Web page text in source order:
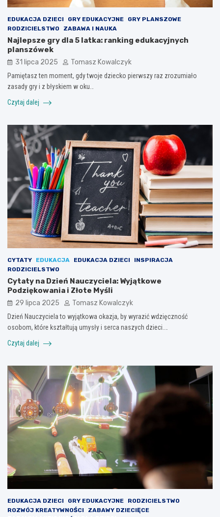
EDUKACJA DZIECI GRY EDUKACYJNE
GRY PLANSZOWE
RODZICIELSTWO
ZABAWA I NAUKA
Najlepsze gry dla 5 latka: ranking edukacyjnych
planszówek
31 lipca 2025 Tomasz Kowalczyk
Pamiętasz ten moment, gdy twoje dziecko pierwszy raz zrozumiało
zasady gry i z błyskiem w oku…
Czytaj dalej
CYTATY EDUKACJA EDUKACJA DZIECI
INSPIRACJA
RODZICIELSTWO
Cytaty na Dzień Nauczyciela: Wyjątkowe
Podziękowania i Złote Myśli
29 lipca 2025 Tomasz Kowalczyk
Dzień Nauczyciela to wyjątkowa okazja, by wyrazić wdzięczność
osobom, które kształtują umysły i serca naszych dzieci.…
Czytaj dalej
EDUKACJA DZIECI GRY EDUKACYJNE
RODZICIELSTWO
ROZWÓJ KREATYWNOŚCI
ZABAWY DZIECIĘCE